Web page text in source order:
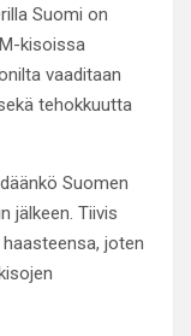
Suomi on
kisoissa
vaaditaan
tehokkuutta
Suomen
jälkeen. Tiivis
joten